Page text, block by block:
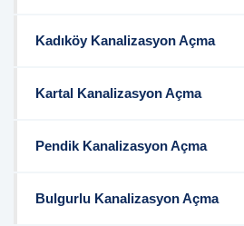
Kadıköy Kanalizasyon Açma
Kartal Kanalizasyon Açma
Pendik Kanalizasyon Açma
Bulgurlu Kanalizasyon Açma